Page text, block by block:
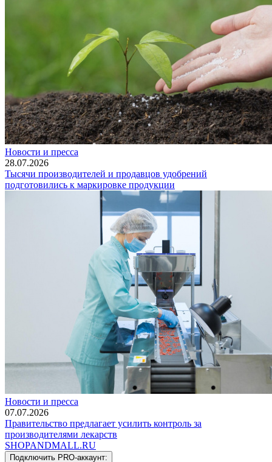
Новости и пресса
28.07.2026
Тысячи производителей и продавцов удобрений
подготовились к маркировке продукции
Новости и пресса
07.07.2026
Правительство предлагает усилить контроль за
производителями лекарств
SHOPANDMALL.RU
Подключить PRO-аккаунт: